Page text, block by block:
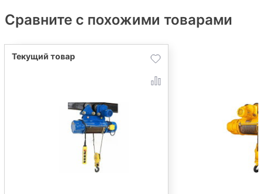
Сравните с похожими товарами